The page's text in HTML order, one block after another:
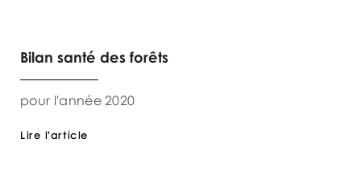
Bilan santé des forêts
pour l'année 2020
Lire l'article